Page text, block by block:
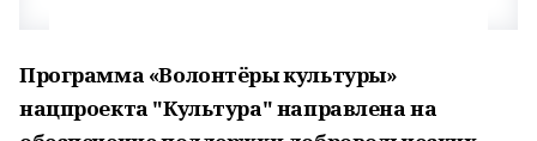
Программа «Волонтёры культуры»
нацпроекта "Культура" направлена на